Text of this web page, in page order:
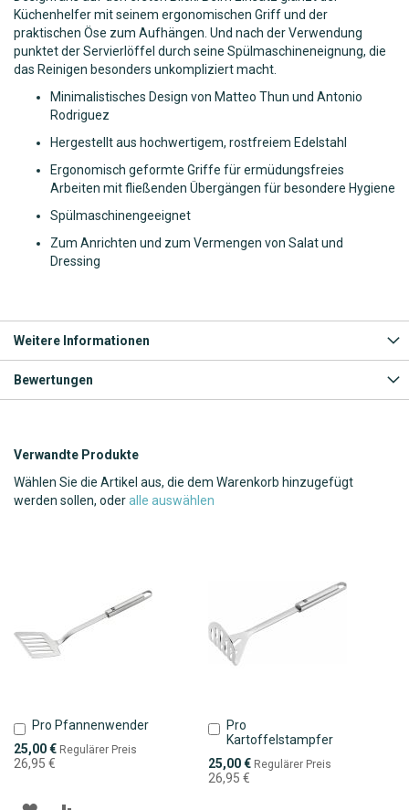
Küchenhelfer mit seinem ergonomischen Griff und der
praktischen Öse zum Aufhängen. Und nach der Verwendung
punktet der Servierlöffel durch seine Spülmaschineneignung, die
das Reinigen besonders unkompliziert macht.
Minimalistisches Design von Matteo Thun und Antonio
Rodriguez
Hergestellt aus hochwertigem, rostfreiem Edelstahl
Ergonomisch geformte Griffe für ermüdungsfreies
Arbeiten mit fließenden Übergängen für besondere Hygiene
Spülmaschinengeeignet
Zum Anrichten und zum Vermengen von Salat und
Dressing
Weitere Informationen
Bewertungen
Verwandte Produkte
Wählen Sie die Artikel aus, die dem Warenkorb hinzugefügt
werden sollen, oderalle auswählen
Pro Pfannenwender
Sonderpreis
25,00 € Regulärer Preis
26,95 €
In
den
Warenkorb
Pro
Kartoffelstampfer
Sonderpreis
25,00 € Regulärer Preis
26,95 €
In
den
Warenkorb